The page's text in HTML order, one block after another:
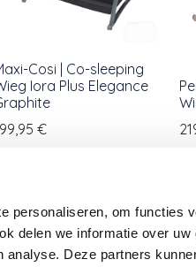
personaliseren, om functies
delen we informatie over
Deze partners
Cosi | Co-sleeping
Iora Plus Elegance
€